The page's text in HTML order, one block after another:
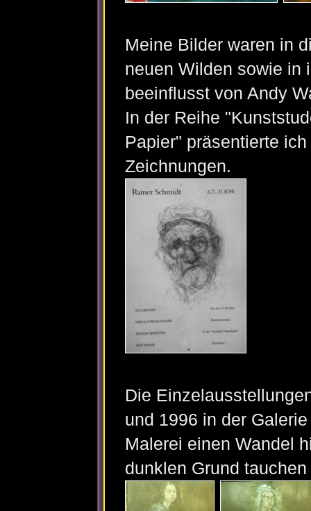
Meine Bilder waren in
neuen Wilden sowie in
beeinflusst von Andy
In der Reihe
Papier" präsentierte
Zeichnungen.
Die
und 1996 in der
Malerei einen Wandel
dunklen Grund